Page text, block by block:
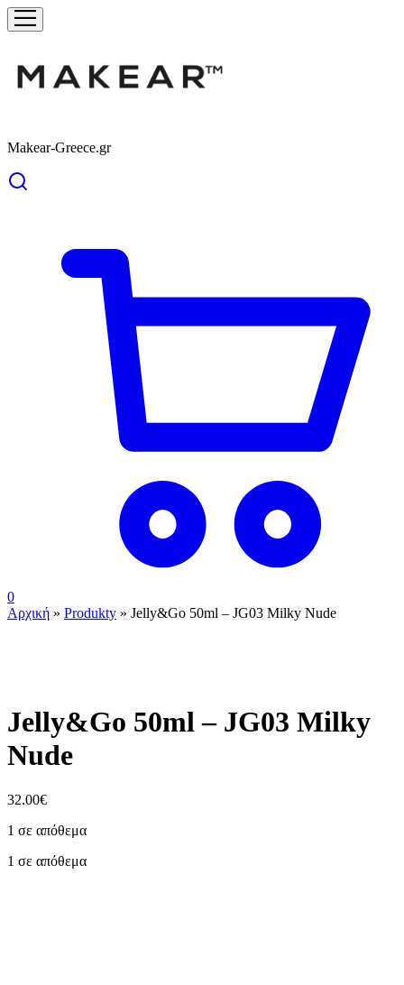
Makear-Greece.gr
0
Αρχική » Produkty » Jelly&Go 50ml – JG03 Milky Nude
Jelly&Go 50ml – JG03 Milky
Nude
32.00€
1 σε απόθεμα
1 σε απόθεμα